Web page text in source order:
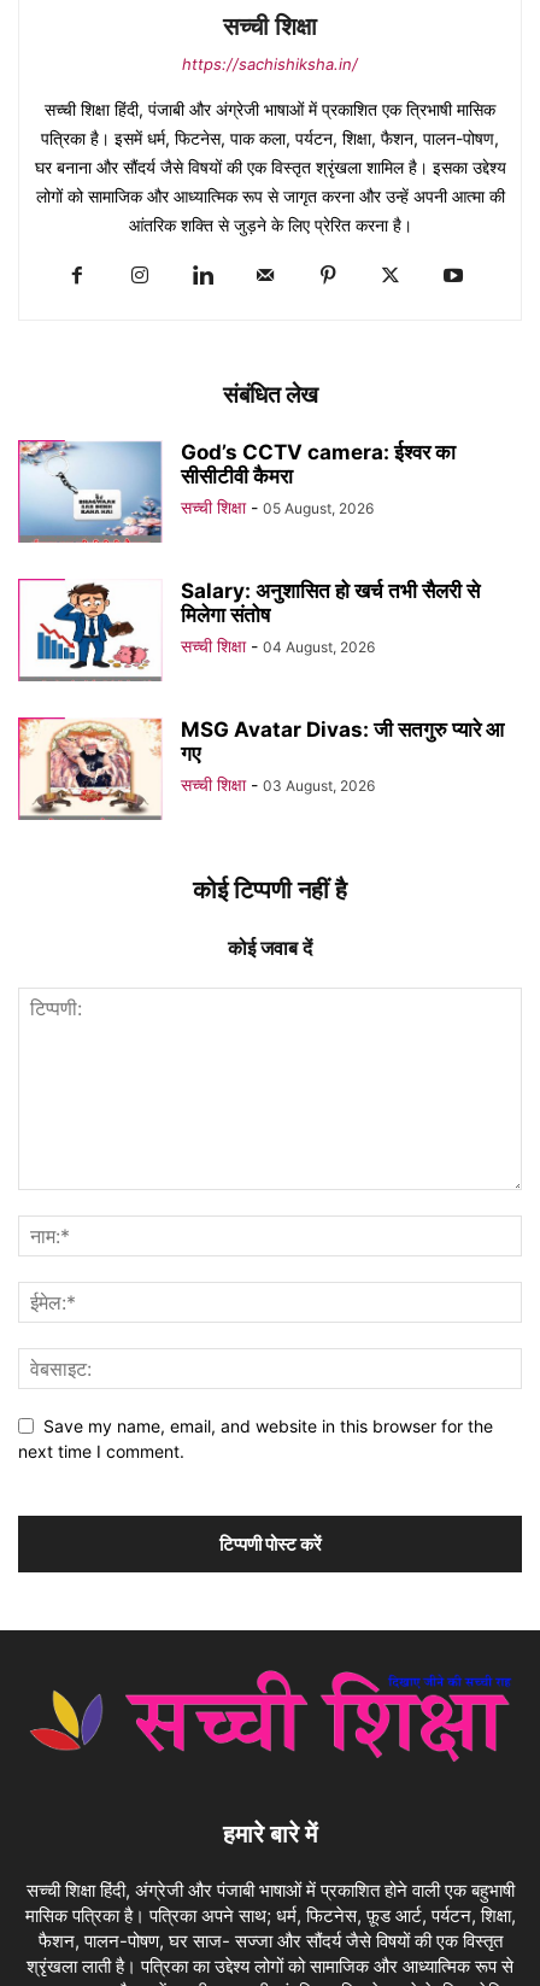
सच्ची शिक्षा
https://sachishiksha.in/
सच्ची शिक्षा हिंदी, पंजाबी और अंग्रेजी भाषाओं में प्रकाशित एक त्रिभाषी मासिक
पत्रिका है। इसमें धर्म, फिटनेस, पाक कला, पर्यटन, शिक्षा, फैशन, पालन-पोषण,
घर बनाना और सौंदर्य जैसे विषयों की एक विस्तृत श्रृंखला शामिल है। इसका उद्देश्य
लोगों को सामाजिक और आध्यात्मिक रूप से जागृत करना और उन्हें अपनी आत्मा की
आंतरिक शक्ति से जुड़ने के लिए प्रेरित करना है।
संबंधित लेख
God’s CCTV camera: ईश्वर का
सीसीटीवी कैमरा
सच्ची शिक्षा - 05 August, 2026
Salary: अनुशासित हो खर्च तभी सैलरी से
मिलेगा संतोष
सच्ची शिक्षा - 04 August, 2026
MSG Avatar Divas: जी सतगुरु प्यारे आ
गए
सच्ची शिक्षा - 03 August, 2026
कोई टिप्पणी नहीं है
कोई जवाब दें
Save my name, email, and website in this browser for the
next time I comment.
हमारे बारे में
सच्ची शिक्षा हिंदी, अंग्रेजी और पंजाबी भाषाओं में प्रकाशित होने वाली एक बहुभाषी
मासिक पत्रिका है। पत्रिका अपने साथ; धर्म, फिटनेस, फ़ूड आर्ट, पर्यटन, शिक्षा,
फैशन, पालन-पोषण, घर साज- सज्जा और सौंदर्य जैसे विषयों की एक विस्तृत
श्रृंखला लाती है। पत्रिका का उद्देश्य लोगों को सामाजिक और आध्यात्मिक रूप से